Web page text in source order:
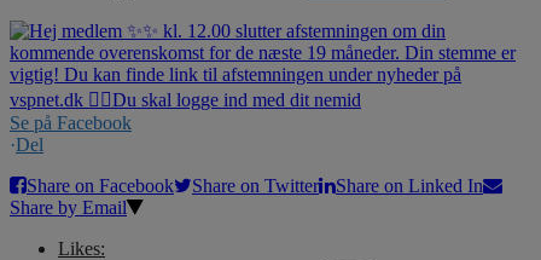
Se på Facebook
·Del
Share on Facebook
Share on Twitter
Share on Linked In
Share by Email
Likes: